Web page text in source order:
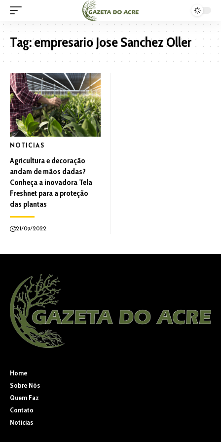
Tag:empresario Jose Sanchez Oller
NOTICIAS
Agricultura e decoração
andam de mãos dadas?
Conheça a inovadora Tela
Freshnet para a proteção
das plantas
21/09/2022
Home
Sobre Nós
Quem Faz
Contato
Noticias